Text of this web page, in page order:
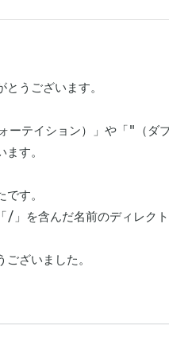
うございます。
テイション）」や「"（ダ
す。
す。
/」を含んだ名前のディレク
ざいました。